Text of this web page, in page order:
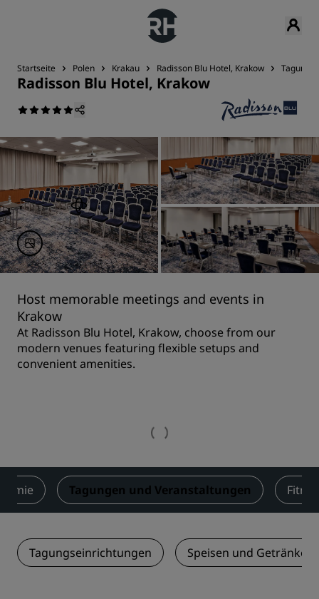
Startseite Polen Krakau Radisson Blu Hotel, Krakow
Radisson Blu Hotel, Krakow
Host memorable meetings and events in
Krakow
At Radisson Blu Hotel, Krakow, choose from our
modern venues featuring flexible setups and
convenient amenities.
Tagungen und Veranstaltungen
Tagungseinrichtungen Speisen und Getränke